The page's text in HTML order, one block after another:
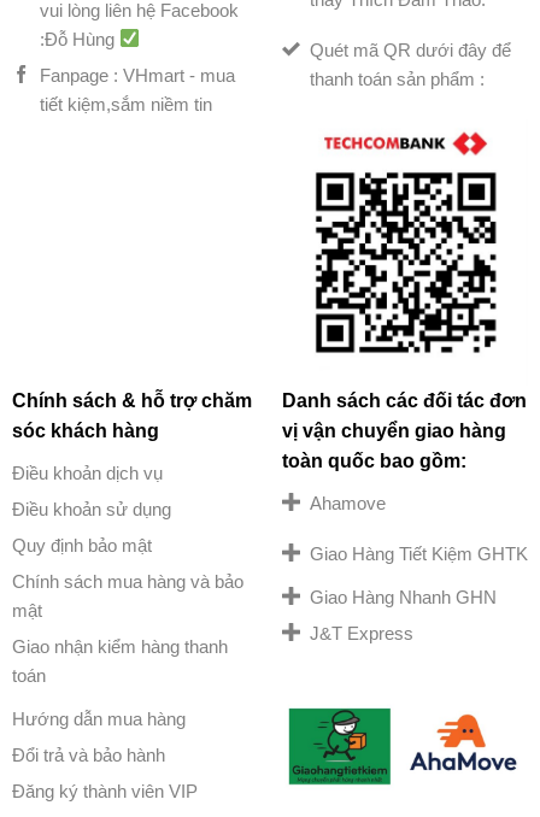
vui lòng liên hệ Facebook
:Đỗ Hùng
Fanpage : VHmart - mua
tiết kiệm,sắm niềm tin
Quét mã QR dưới đây để
thanh toán sản phẩm :
Chính sách & hỗ trợ chăm
sóc khách hàng
Điều khoản dịch vụ
Điều khoản sử dụng
Quy định bảo mật
Chính sách mua hàng và bảo
mật
Giao nhận kiểm hàng thanh
toán
Hướng dẫn mua hàng
Đổi trả và bảo hành
Đăng ký thành viên VIP
Danh sách các đối tác đơn
vị vận chuyển giao hàng
toàn quốc bao gồm:
Ahamove
Giao Hàng Tiết Kiệm GHTK
Giao Hàng Nhanh GHN
J&T Express